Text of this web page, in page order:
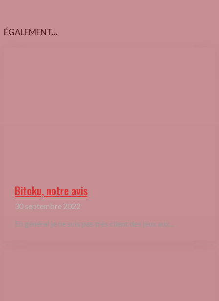
ÉGALEMENT...
Bitoku, notre avis
30 septembre 2022
En général je ne suis pas très client des jeux aux...